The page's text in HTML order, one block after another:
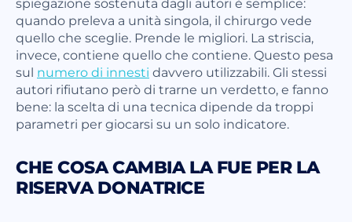
quando preleva a unità singola, il chirurgo vede
quello che sceglie. Prende le migliori. La striscia,
invece, contiene quello che contiene. Questo pesa
sul numero di innesti davvero utilizzabili. Gli stessi
autori rifiutano però di trarne un verdetto, e fanno
bene: la scelta di una tecnica dipende da troppi
parametri per giocarsi su un solo indicatore.
CHE COSA CAMBIA LA FUE PER LA
RISERVA DONATRICE